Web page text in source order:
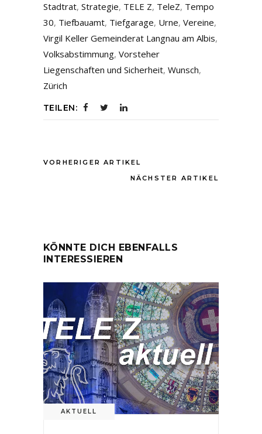
Stadtrat, Strategie, TELE Z, TeleZ, Tempo
30, Tiefbauamt, Tiefgarage, Urne, Vereine,
Virgil Keller Gemeinderat Langnau am Albis,
Volksabstimmung, Vorsteher
Liegenschaften und Sicherheit, Wunsch,
Zürich
TEILEN:
VORHERIGER ARTIKEL
NÄCHSTER ARTIKEL
KÖNNTE DICH EBENFALLS
INTERESSIEREN
AKTUELL